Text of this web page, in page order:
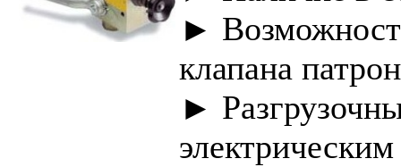
►
клапана
►